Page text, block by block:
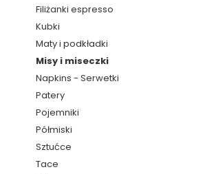
Filiżanki espresso
Kubki
Maty i podkładki
Misy i miseczki
Napkins - Serwetki
Patery
Pojemniki
Półmiski
Sztućce
Tace